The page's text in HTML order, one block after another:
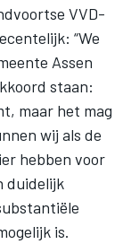
VVD-
“We
Assen
staan:
maar het mag
wij als de
hebben voor
duidelijk
is.